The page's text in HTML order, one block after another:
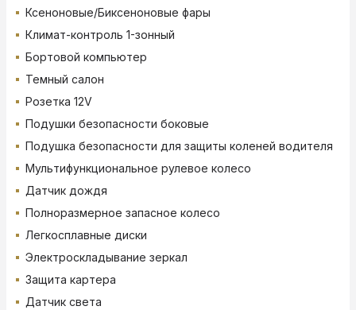
Ксеноновые/Биксеноновые фары
Климат-контроль 1-зонный
Бортовой компьютер
Темный салон
Розетка 12V
Подушки безопасности боковые
Подушка безопасности для защиты коленей водителя
Мультифункциональное рулевое колесо
Датчик дождя
Полноразмерное запасное колесо
Легкосплавные диски
Электроскладывание зеркал
Защита картера
Датчик света